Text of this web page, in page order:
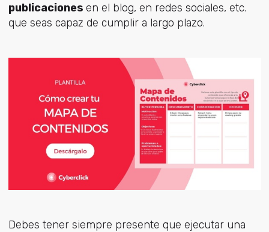
publicaciones en el blog, en redes sociales, etc.
que seas capaz de cumplir a largo plazo.
Debes tener siempre presente que ejecutar una